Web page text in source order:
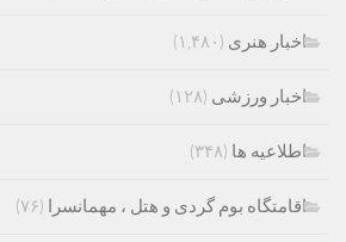
اخبار هنری (۱,۴۸۰)
اخبار ورزشی (۱۲۸)
اطلاعیه ها (۳۴۸)
اقامتگاه بوم گردی و هتل ، مهمانسرا (۷۶)